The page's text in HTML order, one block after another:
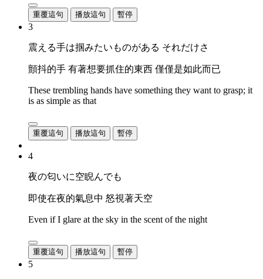
重覆這句 播放這句 暫停
3
震える手は掴みたいものがある それだけさ
顫抖的手 有著想要抓住的東西 僅僅是如此而已
These trembling hands have something they want to grasp; it
is as simple as that
重覆這句 播放這句 暫停
4
夜の匂いに空睨んでも
即使在夜的氣息中 怒視著天空
Even if I glare at the sky in the scent of the night
重覆這句 播放這句 暫停
5